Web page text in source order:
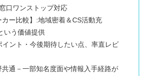
口ワンストップ対応
ー比較】:地域密着＆CS活動充
いう価値提供
イント・今後期待したい点、率直レビ
通－一部知名度面や情報入手経路が